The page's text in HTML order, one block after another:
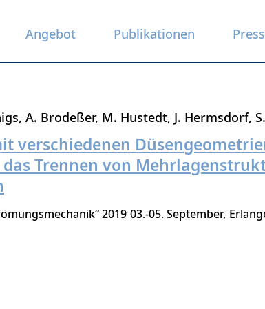
Angebot Publikationen
A. Brodeßer M. Hustedt J. Hermsdorf
verschiedenen
Trennen von
2019 03.-05. September